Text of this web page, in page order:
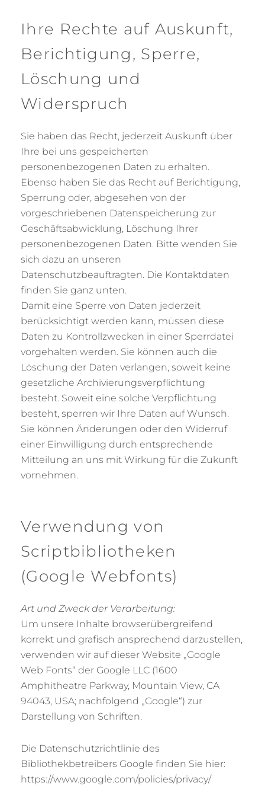
Ihre Rechte auf Auskunft,
Berichtigung, Sperre,
Löschung und
Widerspruch
Sie haben das Recht, jederzeit Auskunft über
Ihre bei uns gespeicherten
personenbezogenen Daten zu erhalten.
Ebenso haben Sie das Recht auf Berichtigung,
Sperrung oder, abgesehen von der
vorgeschriebenen Datenspeicherung zur
Geschäftsabwicklung, Löschung Ihrer
personenbezogenen Daten. Bitte wenden Sie
sich dazu an unseren
Datenschutzbeauftragten. Die Kontaktdaten
finden Sie ganz unten.
Damit eine Sperre von Daten jederzeit
berücksichtigt werden kann, müssen diese
Daten zu Kontrollzwecken in einer Sperrdatei
vorgehalten werden. Sie können auch die
Löschung der Daten verlangen, soweit keine
gesetzliche Archivierungsverpflichtung
besteht. Soweit eine solche Verpflichtung
besteht, sperren wir Ihre Daten auf Wunsch.
Sie können Änderungen oder den Widerruf
einer Einwilligung durch entsprechende
Mitteilung an uns mit Wirkung für die Zukunft
vornehmen.
Verwendung von
Scriptbibliotheken
(Google Webfonts)
Art und Zweck der Verarbeitung:
Um unsere Inhalte browserübergreifend
korrekt und grafisch ansprechend darzustellen,
verwenden wir auf dieser Website „Google
Web Fonts“ der Google LLC (1600
Amphitheatre Parkway, Mountain View, CA
94043, USA; nachfolgend „Google“) zur
Darstellung von Schriften.
Die Datenschutzrichtlinie des
Bibliothekbetreibers Google finden Sie hier:
https://www.google.com/policies/privacy/